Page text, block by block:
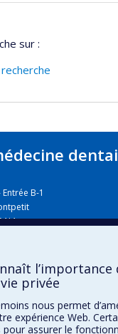
sur :
B-1
l’importance
privée
nous permet
expérience Web.
assurer le